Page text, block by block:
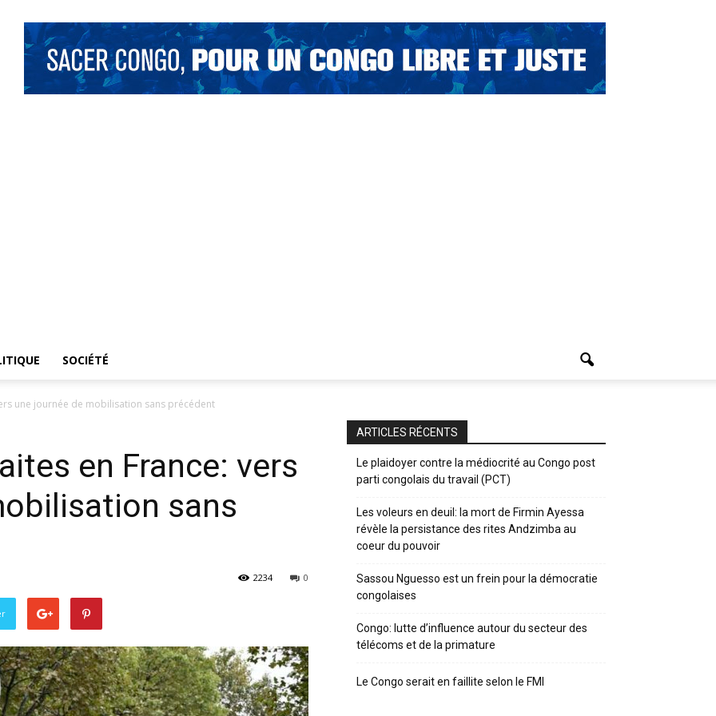
SOCIÉTÉ
une journée de mobilisation sans précédent
en France: vers
sans
0
2234
ARTICLES RÉCENTS
Le plaidoyer contre la médiocrité au Congo post
parti congolais du travail (PCT)
Les voleurs en deuil: la mort de Firmin Ayessa
révèle la persistance des rites Andzimba au
coeur du pouvoir
Sassou Nguesso est un frein pour la démocratie
congolaises
Congo: lutte d’influence autour du secteur des
télécoms et de la primature
Le Congo serait en faillite selon le FMI